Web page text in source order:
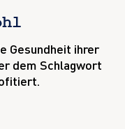
Gesundheit ihrer
dem Schlagwort